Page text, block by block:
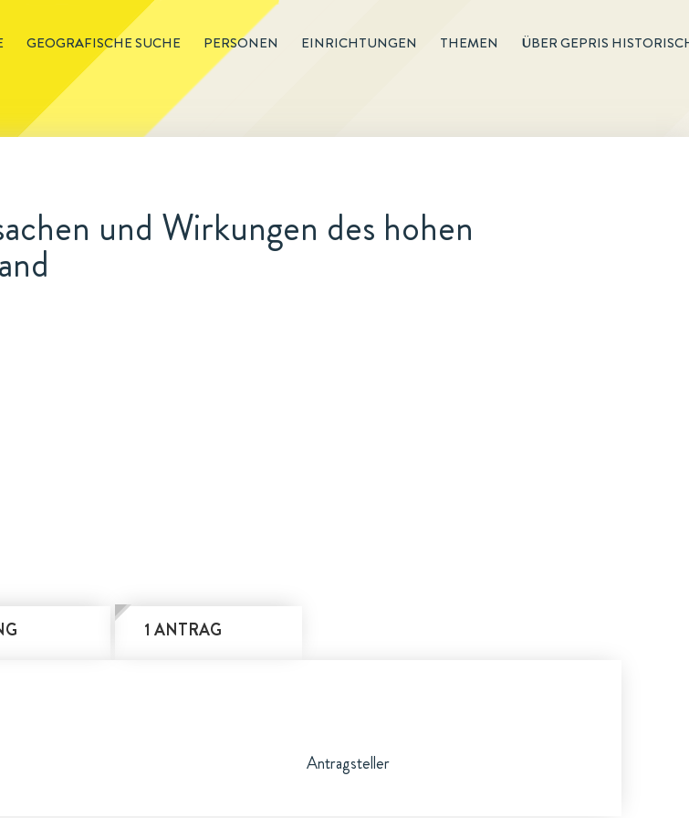
GEOGRAFISCHE SUCHE PERSONEN EINRICHTUNGEN THEMEN ÜBER GEPRIS
und Wirkungen des hohen
1 ANTRAG
Antragsteller